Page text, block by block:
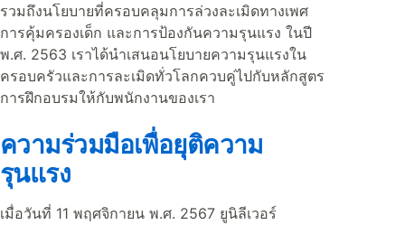
รวมถึงนโยบายที่ครอบคลุมการล่วงละเมิดทางเพศ
การคุ้มครองเด็ก และการป้องกันความรุนแรง ในปี
พ.ศ. 2563 เราได้นำเสนอนโยบายความรุนแรงใน
ครอบครัวและการละเมิดทั่วโลกควบคู่ไปกับหลักสูตร
การฝึกอบรมให้กับพนักงานของเรา
ความร่วมมือเพื่อยุติความ
รุนแรง
เมื่อวันที่ 11 พฤศจิกายน พ.ศ. 2567 ยูนิลีเวอร์